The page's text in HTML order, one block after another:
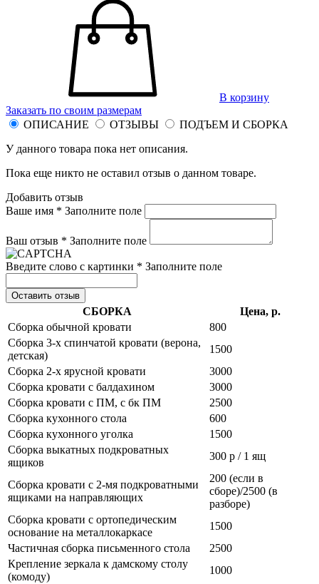
В корзину
Заказать по своим размерам
ОПИСАНИЕ
ОТЗЫВЫ
ПОДЪЕМ И СБОРКА
У данного товара пока нет описания.
Пока еще никто не оставил отзыв о данном товаре.
Добавить отзыв
Ваше имя * Заполните поле
Ваш отзыв * Заполните поле
Введите слово с картинки * Заполните поле
Оставить отзыв
СБОРКА
Цена, р.
Сборка обычной кровати
800
Сборка 3-х спинчатой кровати (верона,
детская)
1500
Сборка 2-х ярусной кровати
3000
Сборка кровати с балдахином
3000
Сборка кровати с ПМ, с бк ПМ
2500
Сборка кухонного стола
600
Сборка кухонного уголка
1500
Сборка выкатных подкроватных
ящиков
300 р / 1 ящ
Сборка кровати с 2-мя подкроватными
ящиками на направляющих
200 (если в
сборе)/2500 (в
разборе)
Сборка кровати с ортопедическим
основание на металлокаркасе
1500
Частичная сборка письменного стола
2500
Крепление зеркала к дамскому столу
(комоду)
1000